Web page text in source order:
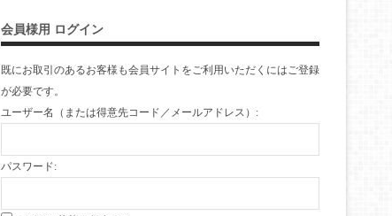
会員様用 ログイン
既にお取引のあるお客様も会員サイトをご利用いただくにはご登録
が必要です。
ユーザー名（または得意先コード／メールアドレス）:
パスワード: